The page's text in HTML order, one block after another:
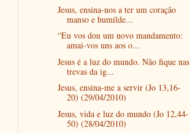
Jesus, ensina-nos a ter um coração
manso e humilde...
“Eu vos dou um novo mandamento:
amai-vos uns aos o...
Jesus é a luz do mundo. Não fique nas
trevas da ig...
Jesus, ensina-me a servir (Jo 13,16-
20) (29/04/2010)
Jesus, vida e luz do mundo (Jo 12,44-
50) (28/04/2010)